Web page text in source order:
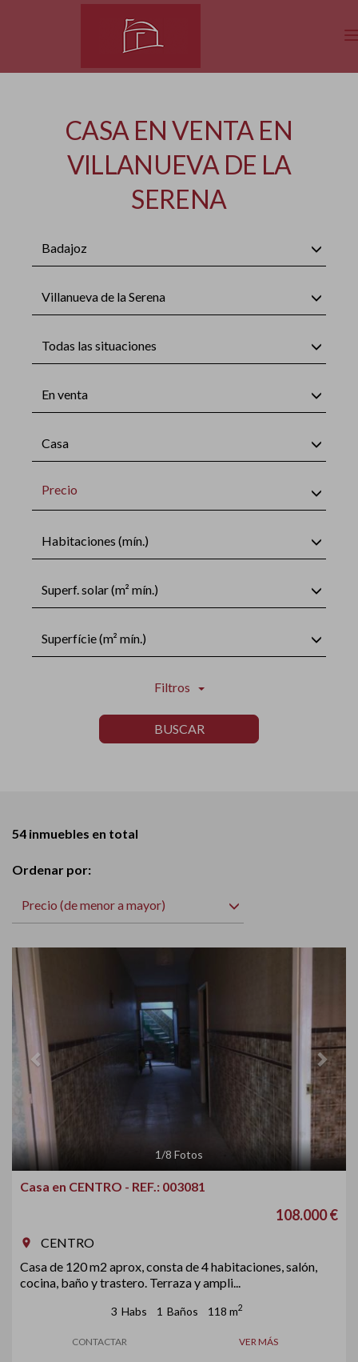
CASA EN VENTA EN
VILLANUEVA DE LA
SERENA
Badajoz
Villanueva de la Serena
Todas las situaciones
En venta
Casa
Precio
Habitaciones (mín.)
Superf. solar (m² mín.)
Superfície (m² mín.)
Filtros
BUSCAR
54 inmuebles en total
Ordenar por:
Precio (de menor a mayor)
Previous
1/8 Fotos
Casa en CENTRO - REF.: 003081
108.000 €
room
CENTRO
Casa de 120 m2 aprox, consta de 4 habitaciones, salón,
cocina, baño y trastero. Terraza y ampli...
3 Habs 1 Baños 118 m2
CONTACTAR VER MÁS